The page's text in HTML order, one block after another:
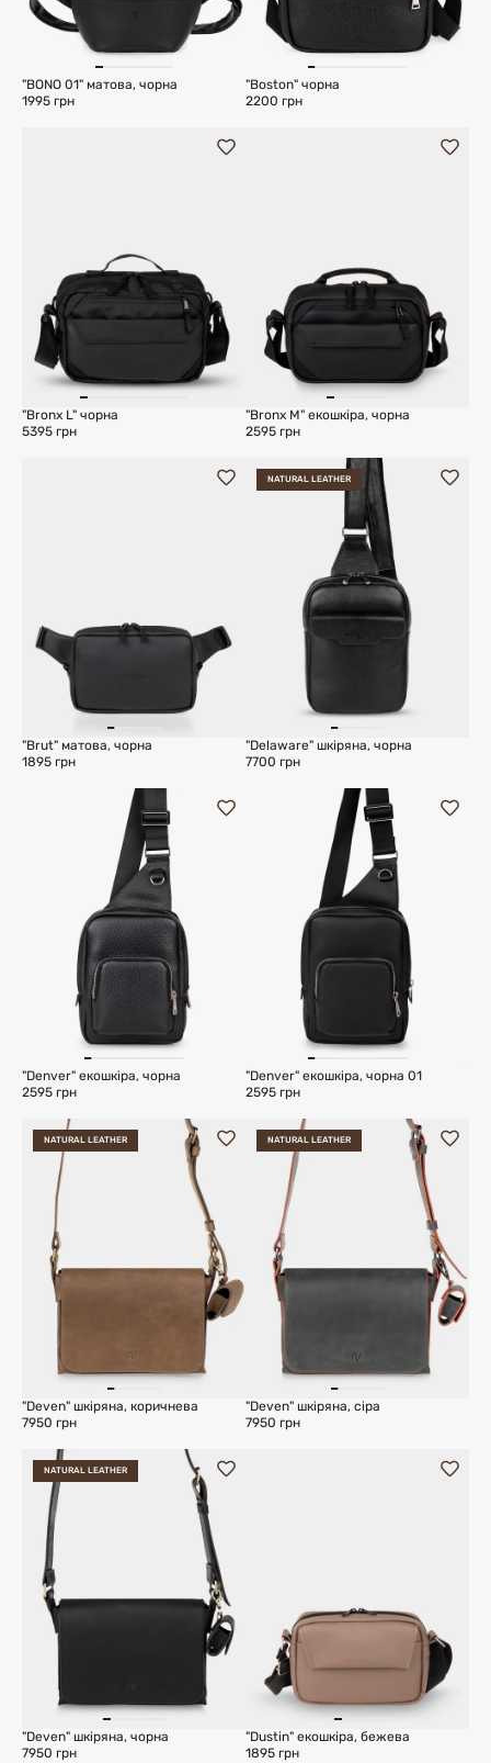
"BONO 01" матова, чорна
1995 грн
"Boston" чорна
2200 грн
"Bronx L" чорна
5395 грн
"Bronx M" екошкіра, чорна
2595 грн
"Brut" матова, чорна
1895 грн
NATURAL LEATHER
"Delaware" шкіряна, чорна
7700 грн
"Denver" екошкіра, чорна
2595 грн
"Denver" екошкіра, чорна 01
2595 грн
NATURAL LEATHER
"Deven" шкіряна, коричнева
7950 грн
NATURAL LEATHER
"Deven" шкіряна, сіра
7950 грн
NATURAL LEATHER
"Deven" шкіряна, чорна
7950 грн
"Dustin" екошкіра, бежева
1895 грн